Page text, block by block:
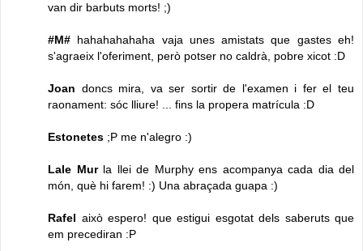
van dir barbuts morts! ;)
#M# hahahahahaha vaja unes amistats que gastes eh!
s'agraeix l'oferiment, però potser no caldrà, pobre xicot :D
Joan doncs mira, va ser sortir de l'examen i fer el teu
raonament: sóc lliure! ... fins la propera matrícula :D
Estonetes ;P me n'alegro :)
Lale Murla llei de Murphy ens acompanya cada dia del
món, què hi farem! :) Una abraçada guapa :)
Rafel això espero! que estigui esgotat dels saberuts que
em precediran :P